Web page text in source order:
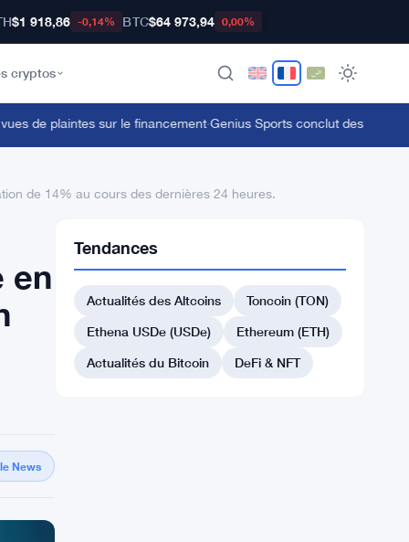
$1 918,86 -0,14% BTC$64 973,94 0,00%
cryptos
de plaintes sur le financement·Genius Sports conclut des accords
de 14% au cours des dernières 24 heures.
en
News
Tendances
Actualités des Altcoins
Toncoin (TON)
Ethena USDe (USDe)
Ethereum (ETH)
Actualités du Bitcoin
DeFi & NFT